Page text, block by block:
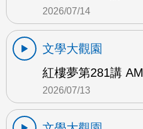
2026/07/14
文學大觀園
紅樓夢第281講 AM
2026/07/13